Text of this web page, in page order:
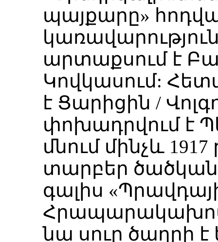
պայքարը»
արտաքսում է
Կովկասում:
է Ցարիցին /
փոխադրվում է
մնում մինչև
տարբեր
գալիս
նա սուր ծաղրի է